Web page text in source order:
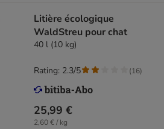
Litière écologique
WaldStreu pour chat
40 l (10 kg)
25,99 €
2,60 € / kg
Rating: 2.3/5 (16)